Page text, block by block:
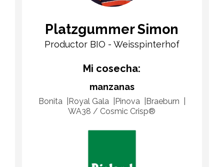
Platzgummer Simon
Productor BIO - Weisspinterhof
Mi cosecha:
manzanas
Bonita Royal Gala Pinova
Braeburn
WA38 / Cosmic Crisp®